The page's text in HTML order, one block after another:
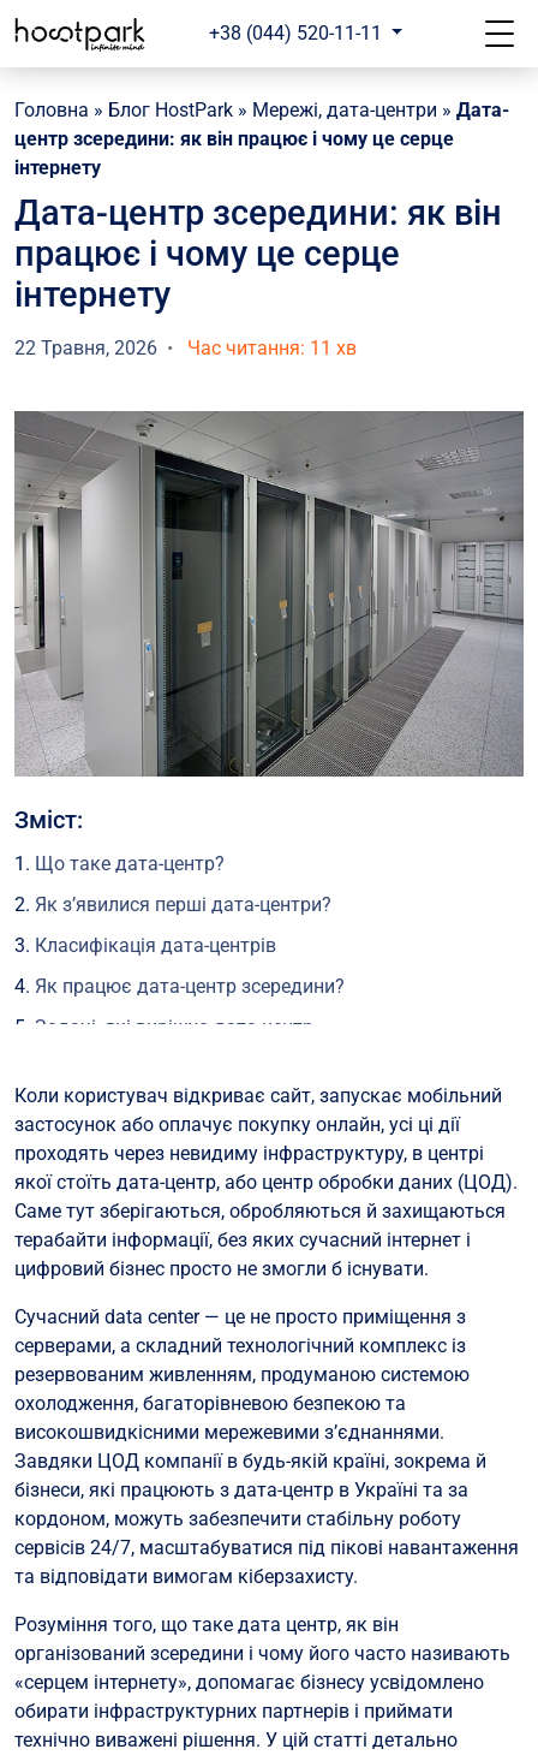
+38 (044) 520-11-11
Головна » Блог HostPark » Мережі, дата-центри » Дата-
центр зсередини: як він працює і чому це серце
інтернету
Дата-центр зсередини: як він
працює і чому це серце
інтернету
22 Травня, 2026 Час читання: 11 хв
Зміст:
Що таке дата-центр?
Як з’явилися перші дата-центри?
Класифікація дата-центрів
Як працює дата-центр зсередини?
Задачі, які вирішує дата-центр
Фізична інфраструктура та серверні приміщення
Сервери, мережі та зберігання даних
Системи живлення, охолодження і безпеки
Рівні надійності дата-центрів (TIER)
Послуги, які надають сучасні дата-центри
Навіщо дата-центр потрібен бізнесу?
Вибір дата-центру - на що звертати увагу
Висновок
Коли користувач відкриває сайт, запускає мобільний
застосунок або оплачує покупку онлайн, усі ці дії
проходять через невидиму інфраструктуру, в центрі
якої стоїть дата-центр, або центр обробки даних (ЦОД).
Саме тут зберігаються, обробляються й захищаються
терабайти інформації, без яких сучасний інтернет і
цифровий бізнес просто не змогли б існувати.
Сучасний data center — це не просто приміщення з
серверами, а складний технологічний комплекс із
резервованим живленням, продуманою системою
охолодження, багаторівневою безпекою та
високошвидкісними мережевими з’єднаннями.
Завдяки ЦОД компанії в будь-якій країні, зокрема й
бізнеси, які працюють з дата-центр в Україні та за
кордоном, можуть забезпечити стабільну роботу
сервісів 24/7, масштабуватися під пікові навантаження
та відповідати вимогам кіберзахисту.
Розуміння того, що таке дата центр, як він
організований зсередини і чому його часто називають
«серцем інтернету», допомагає бізнесу усвідомлено
обирати інфраструктурних партнерів і приймати
технічно виважені рішення. У цій статті детально